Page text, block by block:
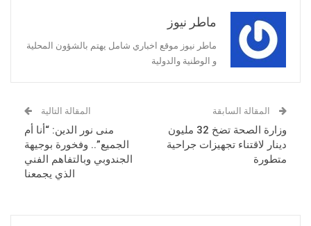
ماطر نيوز
ماطر نيوز موقع اخباري شامل يهتم بالشؤون المحلية
و الوطنية والدولية
المقالة السابقة
وزارة الصحة تضخ 32 مليون
دينار لاقتناء تجهيزات جراحية
متطورة
المقالة التالية
منى نور الدين: “أنا أم
الجميع”.. وفخورة بوجيهة
الجندوبي وبالتفاهم الفني
الذي يجمعنا